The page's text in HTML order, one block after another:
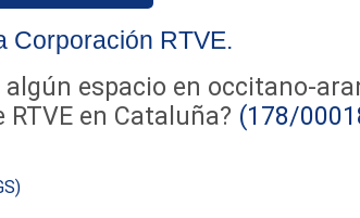
Corporación RTVE.
espacio en occitano-
en Cataluña? (178/